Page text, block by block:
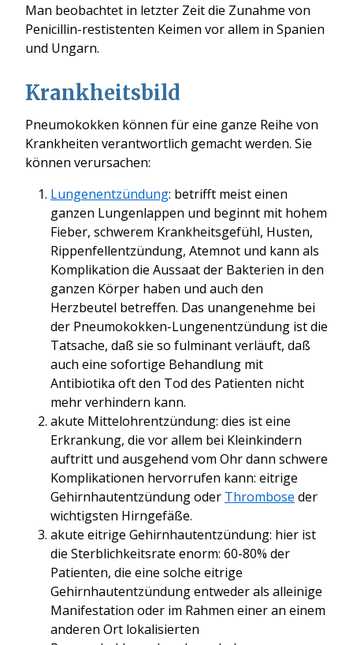
Man beobachtet in letzter Zeit die Zunahme von
Penicillin-restistenten Keimen vor allem in Spanien
und Ungarn.
Krankheitsbild
Pneumokokken können für eine ganze Reihe von
Krankheiten verantwortlich gemacht werden. Sie
können verursachen:
Lungenentzündung: betrifft meist einen
ganzen Lungenlappen und beginnt mit hohem
Fieber, schwerem Krankheitsgefühl, Husten,
Rippenfellentzündung, Atemnot und kann als
Komplikation die Aussaat der Bakterien in den
ganzen Körper haben und auch den
Herzbeutel betreffen. Das unangenehme bei
der Pneumokokken-Lungenentzündung ist die
Tatsache, daß sie so fulminant verläuft, daß
auch eine sofortige Behandlung mit
Antibiotika oft den Tod des Patienten nicht
mehr verhindern kann.
akute Mittelohrentzündung: dies ist eine
Erkrankung, die vor allem bei Kleinkindern
auftritt und ausgehend vom Ohr dann schwere
Komplikationen hervorrufen kann: eitrige
Gehirnhautentzündung oder Thrombose der
wichtigsten Hirngefäße.
akute eitrige Gehirnhautentzündung: hier ist
die Sterblichkeitsrate enorm: 60-80% der
Patienten, die eine solche eitrige
Gehirnhautentzündung entweder als alleinige
Manifestation oder im Rahmen einer an einem
anderen Ort lokalisierten